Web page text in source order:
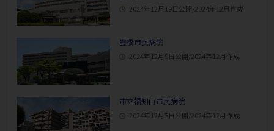
2024年12月19日公開/2024年12月作成
豊橋市民病院
2024年12月9日公開/2024年12月作成
市立福知山市民病院
2024年12月5日公開/2024年12月作成